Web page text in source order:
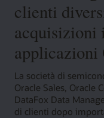
clienti
acquisizioni
applicazioni
La società di
Oracle Sales, Oracle
DataFox Data
di clienti dopo